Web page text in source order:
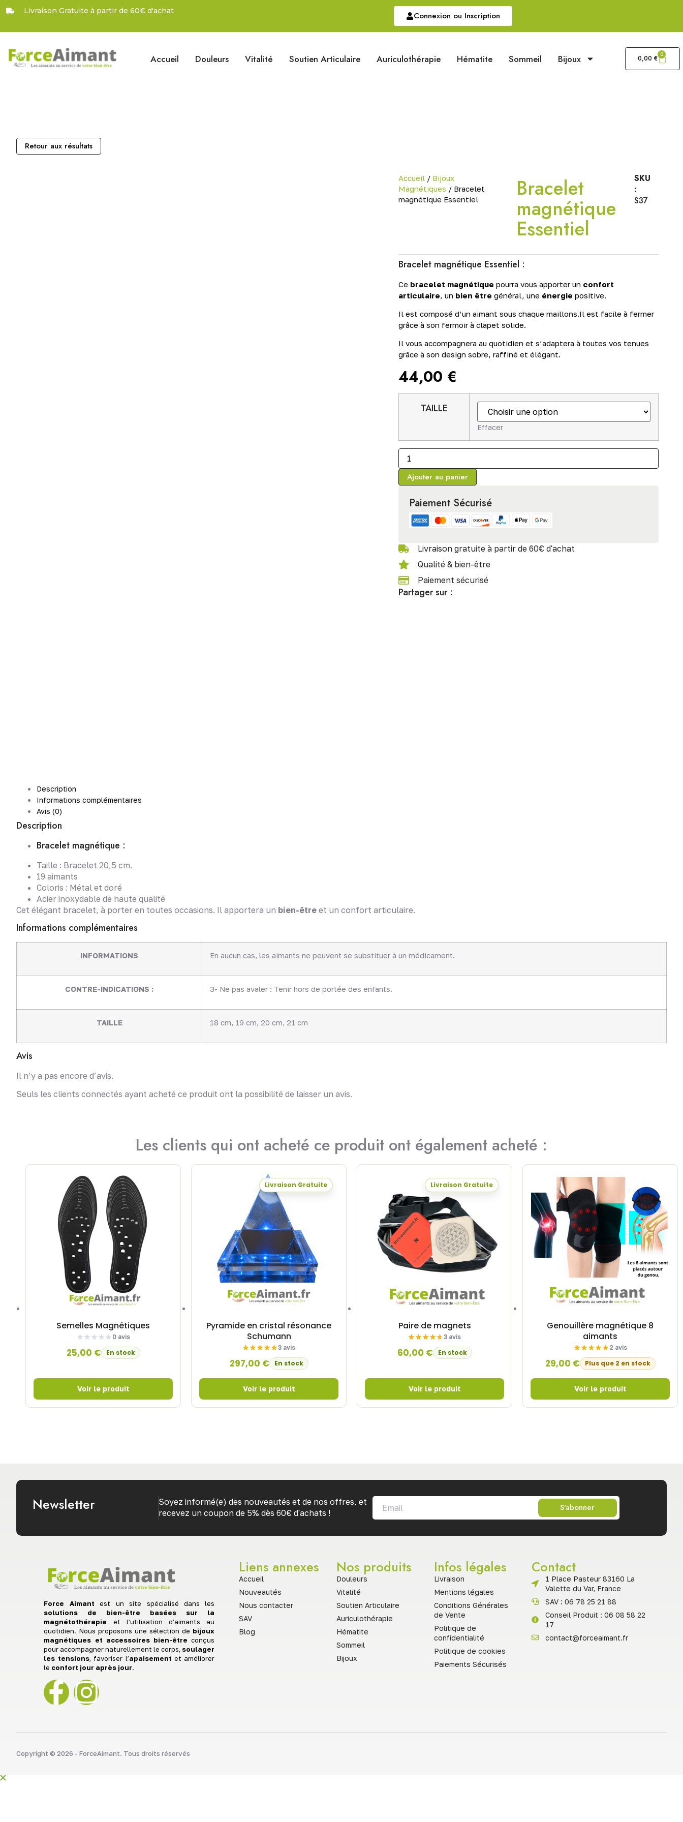
Livraison Gratuite à partir de 60€ d'achat Connexion ou Inscription
Accueil Douleurs Vitalité Soutien Articulaire Auriculothérapie Hématite Sommeil Bijoux 0,00€ 0
Retour aux résultats
Accueil / Bijoux
Magnétiques / Bracelet
magnétique Essentiel
Bracelet
magnétique
Essentiel
SKU
:
S37
Bracelet magnétique Essentiel :
Ce bracelet magnétique pourra vous apporter un confort
articulaire, un bien être général, une énergie positive.
Il est composé d’un aimant sous chaque maillons.Il est facile à fermer
grâce à son fermoir à clapet solide.
Il vous accompagnera au quotidien et s’adaptera à toutes vos tenues
grâce à son design sobre, raffiné et élégant.
44,00 €
TAILLE
Effacer
Ajouter au panier
Paiement Sécurisé
Livraison gratuite à partir de 60€ d'achat
Qualité & bien-être
Paiement sécurisé
Partager sur :
Description
Informations complémentaires
Avis (0)
Description
Bracelet magnétique :
Taille : Bracelet 20,5 cm.
19 aimants
Coloris : Métal et doré
Acier inoxydable de haute qualité
Cet élégant bracelet, à porter en toutes occasions. Il apportera un bien-être et un confort articulaire.
Informations complémentaires
INFORMATIONS En aucun cas, les aimants ne peuvent se substituer à un médicament.
CONTRE-INDICATIONS : 3- Ne pas avaler : Tenir hors de portée des enfants.
TAILLE 18 cm, 19 cm, 20 cm, 21 cm
Avis
Il n’y a pas encore d’avis.
Seuls les clients connectés ayant acheté ce produit ont la possibilité de laisser un avis.
Les clients qui ont acheté ce produit ont également acheté :
Semelles Magnétiques
0 avis
25,00 € En stock
Pyramide en cristal résonance
Schumann
3 avis
297,00 € En stock
Livraison Gratuite
Paire de magnets
3 avis
60,00 € En stock
Livraison Gratuite
Genouillère magnétique 8
aimants
2 avis
29,00 € Plus que 2 en stock
Newsletter
Soyez informé(e) des nouveautés et de nos offres, et
recevez un coupon de 5% dès 60€ d'achats !
S'abonner
Force Aimant est un site spécialisé dans les
solutions de bien-être basées sur la
magnétothérapie et l’utilisation d’aimants au
quotidien. Nous proposons une sélection de bijoux
magnétiques et accessoires bien-être conçus
pour accompagner naturellement le corps, soulager
les tensions, favoriser l’apaisement et améliorer
le confort jour après jour.
Liens annexes
Accueil
Nouveautés
Nous contacter
SAV
Blog
Nos produits
Douleurs
Vitalité
Soutien Articulaire
Auriculothérapie
Hématite
Sommeil
Bijoux
Infos légales
Livraison
Mentions légales
Conditions Générales
de Vente
Politique de
confidentialité
Politique de cookies
Paiements Sécurisés
Contact
1 Place Pasteur 83160 La
Valette du Var, France
SAV : 06 78 25 21 88
Conseil Produit : 06 08 58 22
17
contact@forceaimant.fr
Copyright © 2026 - ForceAimant. Tous droits réservés